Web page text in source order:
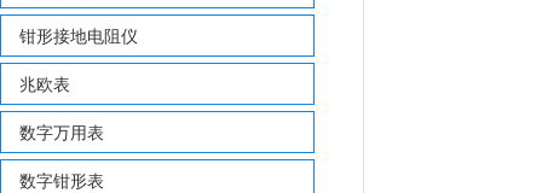
钳形接地电阻仪
兆欧表
数字万用表
数字钳形表